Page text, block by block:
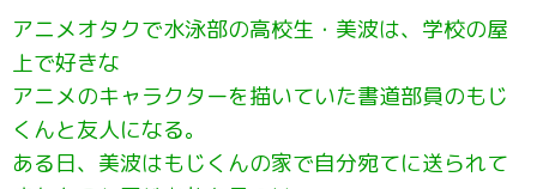
アニメオタクで水泳部の高校生・美波は、学校の屋
上で好きな
アニメのキャラクターを描いていた書道部員のもじ
くんと友人になる。
ある日、美波はもじくんの家で自分宛てに送られて